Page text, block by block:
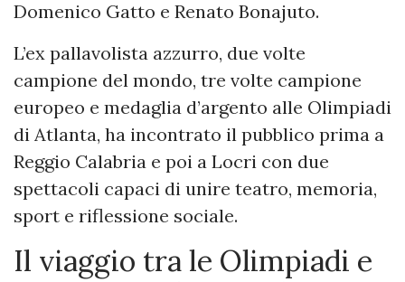
Domenico Gatto e Renato Bonajuto.
L’ex pallavolista azzurro, due volte
campione del mondo, tre volte campione
europeo e medaglia d’argento alle Olimpiadi
di Atlanta, ha incontrato il pubblico prima a
Reggio Calabria e poi a Locri con due
spettacoli capaci di unire teatro, memoria,
sport e riflessione sociale.
Il viaggio tra le Olimpiadi e